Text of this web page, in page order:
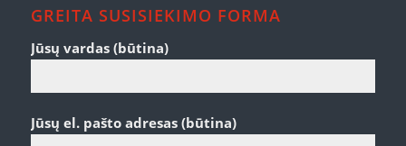
GREITA SUSISIEKIMO FORMA
Jūsų vardas (būtina)
Jūsų el. pašto adresas (būtina)